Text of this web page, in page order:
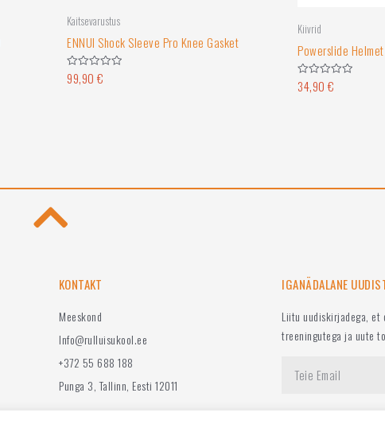
Kaitsevarustus
ENNUI Shock Sleeve Pro Knee Gasket
Hinnanguga
0
99,90 €
Kiivrid
Powerslide
Hinnanguga
0
34,90 €
KONTAKT
Meeskond
Info@rulluisukool.ee
+372 55 688 188
Punga 3, Tallinn, Eesti 12011
IGANÄDALANE
Liitu uudiskirjadega, et
treeningutega ja uute